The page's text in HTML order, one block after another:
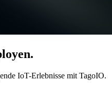
IoT-Erlebnisse mit TagoIO.